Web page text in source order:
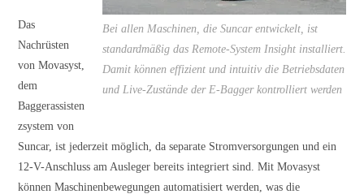
Bei allen Maschinen, die Suncar entwickelt, ist
standardmäßig das Remote-System Insight installiert.
Damit können effizient und intuitiv die Betriebsdaten
und Live-Zustände der E-Bagger kontrolliert werden
Das
Nachrüsten
von Movasyst,
dem
Baggerassisten
zsystem von
Suncar, ist jederzeit möglich, da separate Stromversorgungen und ein
12-V-Anschluss am Ausleger bereits integriert sind. Mit Movasyst
können Maschinenbewegungen automatisiert werden, was die